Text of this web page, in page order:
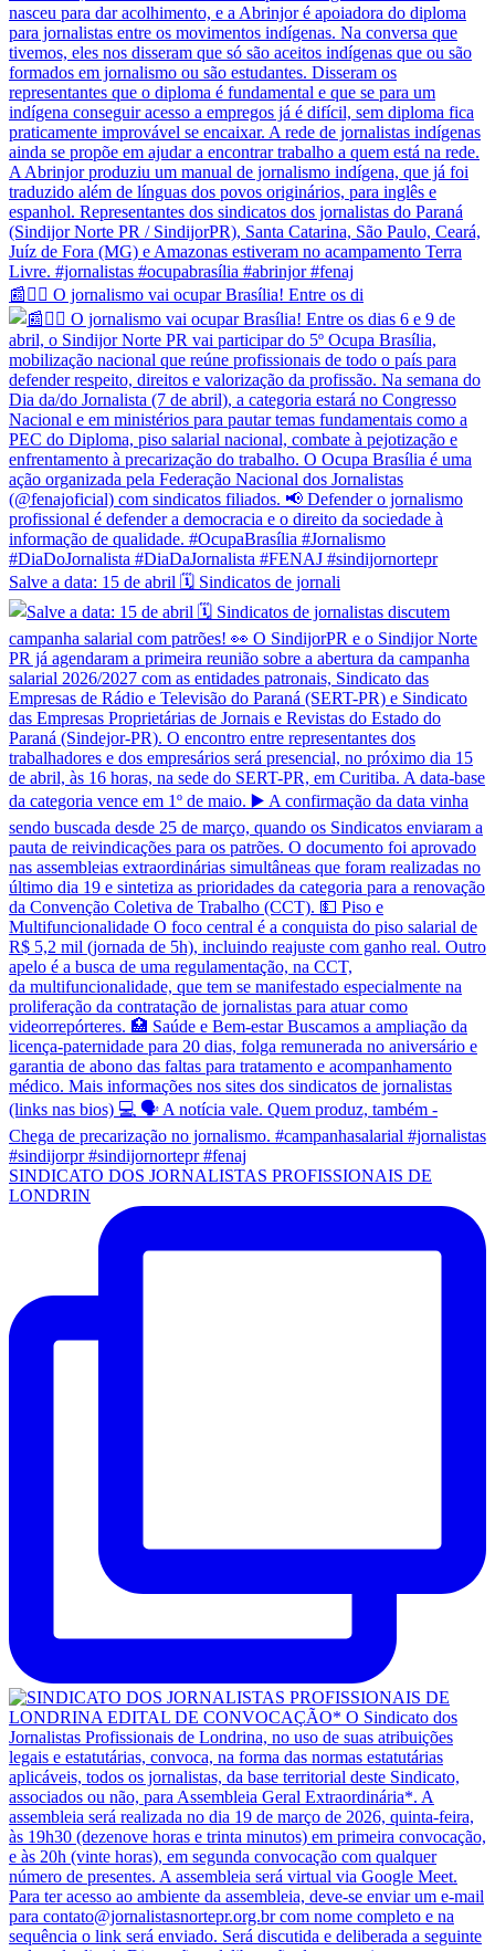
📰✊🏽 O jornalismo vai ocupar Brasília! Entre os di
Salve a data: 15 de abril 🗓️ Sindicatos de jornali
SINDICATO DOS JORNALISTAS PROFISSIONAIS DE
LONDRIN